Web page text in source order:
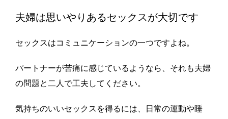
夫婦は思いやりあるセックスが大切です
セックスはコミュニケーションの一つですよね。
パートナーが苦痛に感じているようなら、それも夫婦
の問題と二人で工夫してください。
気持ちのいいセックスを得るには、日常の運動や睡